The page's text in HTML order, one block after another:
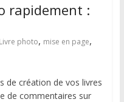
rapidement :
Livre photo, mise en page,
de création de vos livres
de commentaires sur